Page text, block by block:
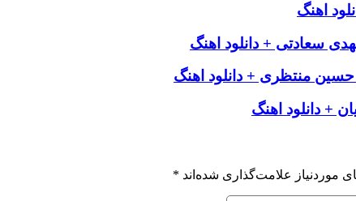
اهنگ
سعادتی + دانلود اهنگ
حسین منتظری + دانلود اهنگ
+ دانلود اهنگ
موردنیاز علامت‌گذاری شده‌اند *